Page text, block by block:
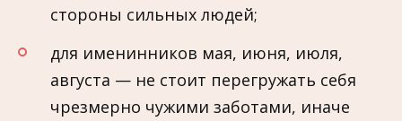
стороны сильных людей;
для именинников мая, июня, июля,
августа — не стоит перегружать себя
чрезмерно чужими заботами, иначе